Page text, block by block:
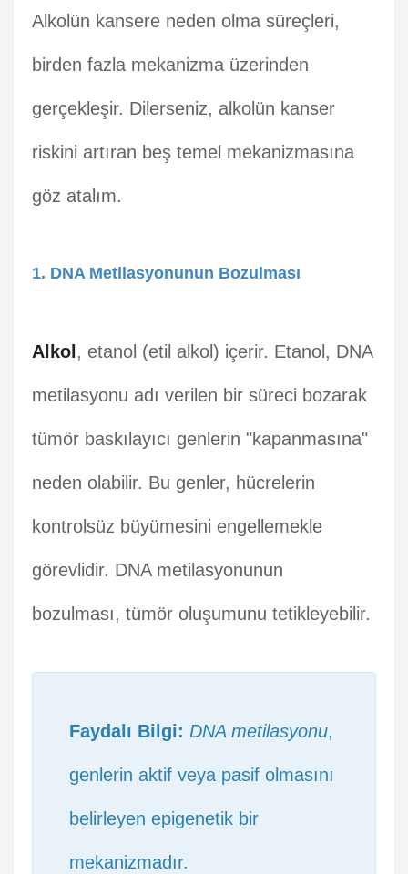
Alkolün kansere neden olma süreçleri,
birden fazla mekanizma üzerinden
gerçekleşir. Dilerseniz, alkolün kanser
riskini artıran beş temel mekanizmasına
göz atalım.
1. DNA Metilasyonunun Bozulması
Alkol , etanol (etil alkol) içerir. Etanol, DNA
metilasyonu adı verilen bir süreci bozarak
tümör baskılayıcı genlerin "kapanmasına"
neden olabilir. Bu genler, hücrelerin
kontrolsüz büyümesini engellemekle
görevlidir. DNA metilasyonunun
bozulması, tümör oluşumunu tetikleyebilir.
Faydalı Bilgi: DNA metilasyonu,
genlerin aktif veya pasif olmasını
belirleyen epigenetik bir
mekanizmadır.